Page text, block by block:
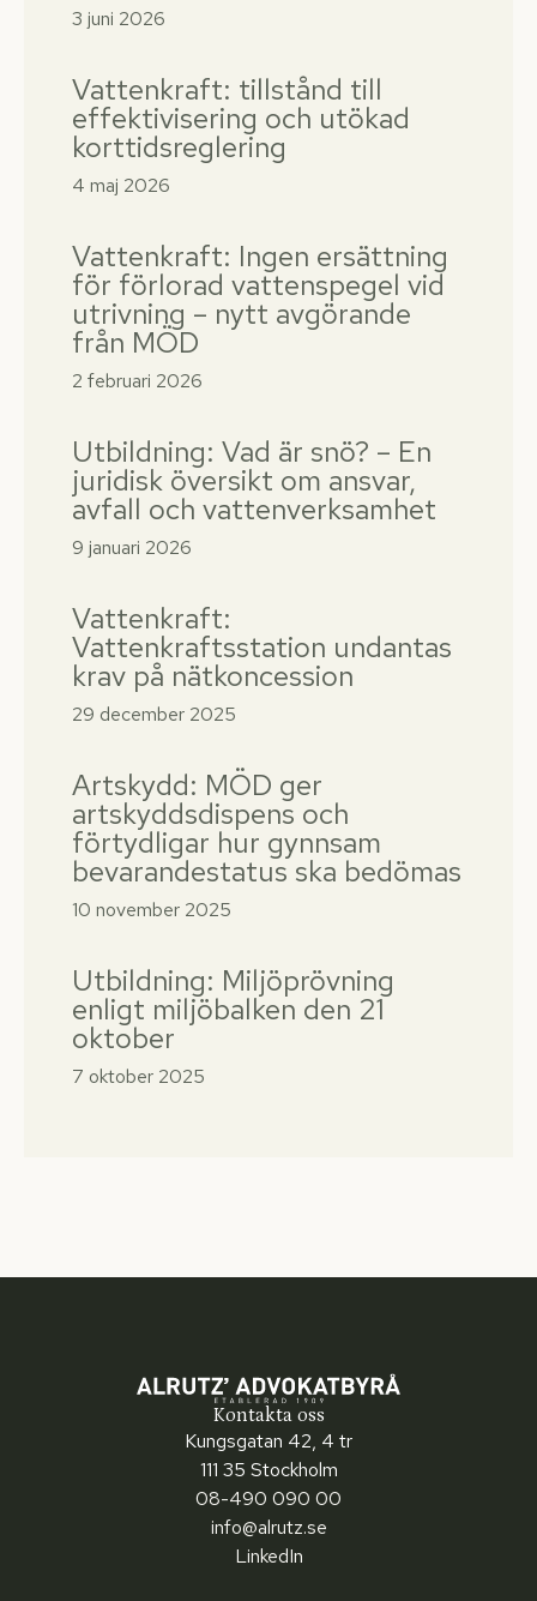
3 juni 2026
Vattenkraft: tillstånd till
effektivisering och utökad
korttidsreglering
4 maj 2026
Vattenkraft: Ingen ersättning
för förlorad vattenspegel vid
utrivning – nytt avgörande
från MÖD
2 februari 2026
Utbildning: Vad är snö? – En
juridisk översikt om ansvar,
avfall och vattenverksamhet
9 januari 2026
Vattenkraft:
Vattenkraftsstation undantas
krav på nätkoncession
29 december 2025
Artskydd: MÖD ger
artskyddsdispens och
förtydligar hur gynnsam
bevarandestatus ska bedömas
10 november 2025
Utbildning: Miljöprövning
enligt miljöbalken den 21
oktober
7 oktober 2025
Kontakta oss
Kungsgatan 42, 4 tr
111 35 Stockholm
08-490 090 00
info@alrutz.se
LinkedIn